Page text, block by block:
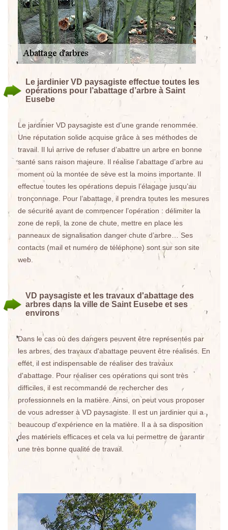
Le jardinier VD paysagiste effectue toutes les
opérations pour l’abattage d’arbre à Saint
Eusebe
Le jardinier VD paysagiste est d’une grande renommée.
Une réputation solide acquise grâce à ses méthodes de
travail. Il lui arrive de refuser d’abattre un arbre en bonne
santé sans raison majeure. Il réalise l’abattage d’arbre au
moment où la montée de sève est la moins importante. Il
effectue toutes les opérations depuis l’élagage jusqu’au
tronçonnage. Pour l’abattage, il prendra toutes les mesures
de sécurité avant de commencer l’opération : délimiter la
zone de repli, la zone de chute, mettre en place les
panneaux de signalisation danger chute d’arbre… Ses
contacts (mail et numéro de téléphone) sont sur son site
web.
VD paysagiste et les travaux d'abattage des
arbres dans la ville de Saint Eusebe et ses
environs
Dans le cas où des dangers peuvent être représentés par
les arbres, des travaux d'abattage peuvent être réalisés. En
effet, il est indispensable de réaliser des travaux
d'abattage. Pour réaliser ces opérations qui sont très
difficiles, il est recommandé de rechercher des
professionnels en la matière. Ainsi, on peut vous proposer
de vous adresser à VD paysagiste. Il est un jardinier qui a
beaucoup d'expérience en la matière. Il a à sa disposition
des matériels efficaces et cela va lui permettre de garantir
une très bonne qualité de travail.